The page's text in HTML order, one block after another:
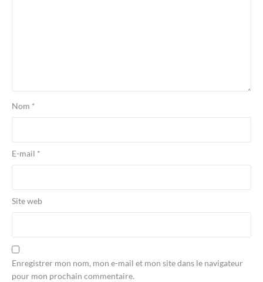
Nom *
E-mail *
Site web
Enregistrer mon nom, mon e-mail et mon site dans le navigateur
pour mon prochain commentaire.